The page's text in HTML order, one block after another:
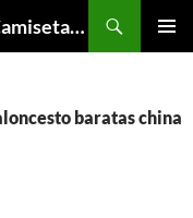
Camisetas NBA Baratas 2024【Camisetas Especiales Baloncesto】
baratas china